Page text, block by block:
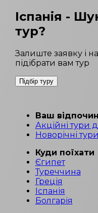
Іспанія -
тур?
Залиште заявку і
підібрати вам тур
Підбір туру
Ваш
Акційні тури
Новорічні тури
Куди поїхати
Єгипет
Туреччина
Греція
Іспанія
Болгарія